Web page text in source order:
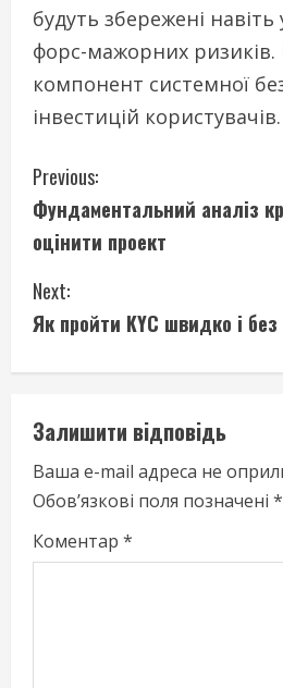
будуть збережені навіть
форс-мажорних
компонент системної
інвестицій користувачів.
C
o
n
t
i
n
u
e
R
Previous:
Фундаментальний аналіз
оцінити проект
Next:
Як пройти KYC швидко і
Залишити відповідь
Ваша e-mail адреса не
Обов’язкові поля позначені *
Коментар *